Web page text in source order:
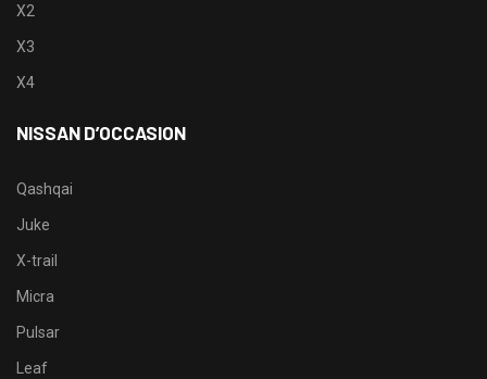
X2
X3
X4
NISSAN D’OCCASION
Qashqai
Juke
X-trail
Micra
Pulsar
Leaf